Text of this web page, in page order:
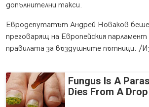
допълнителни такси.
Евродепутатът Андрей Новаков
преговарящ на Европейския
правилата за въздушните пътници. /
Fungus Is A
Dies From A